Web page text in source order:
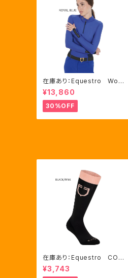
在庫あり：Equestro Wom
en's テクニカル トレーニ
ングポロシャツ Royal Bl
ue、Mサイズ（ETW00064）
¥13,860
30%OFF
在庫あり：Equestro CON
TRASTING LOGO ソック
ス 2色（ETU00019）
¥3,743